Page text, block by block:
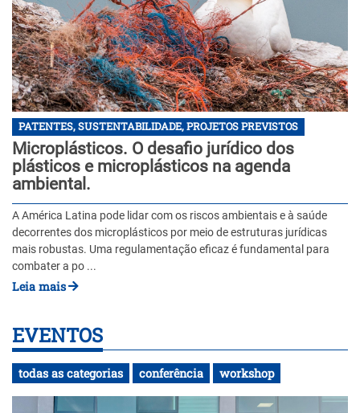
PATENTES, SUSTENTABILIDADE, PROJETOS PREVISTOS
Microplásticos. O desafio jurídico dos
plásticos e microplásticos na agenda
ambiental.
A América Latina pode lidar com os riscos ambientais e à saúde
decorrentes dos microplásticos por meio de estruturas jurídicas
mais robustas. Uma regulamentação eficaz é fundamental para
combater a po ...
Leia mais
EVENTOS
todas as categorias conferência workshop